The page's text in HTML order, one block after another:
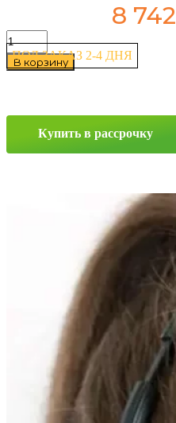
8 742
ПОД ЗАКАЗ 2-4 ДНЯ
Количество
товара
iFree
4x100
D54.1
В корзину
Купить в рассрочку